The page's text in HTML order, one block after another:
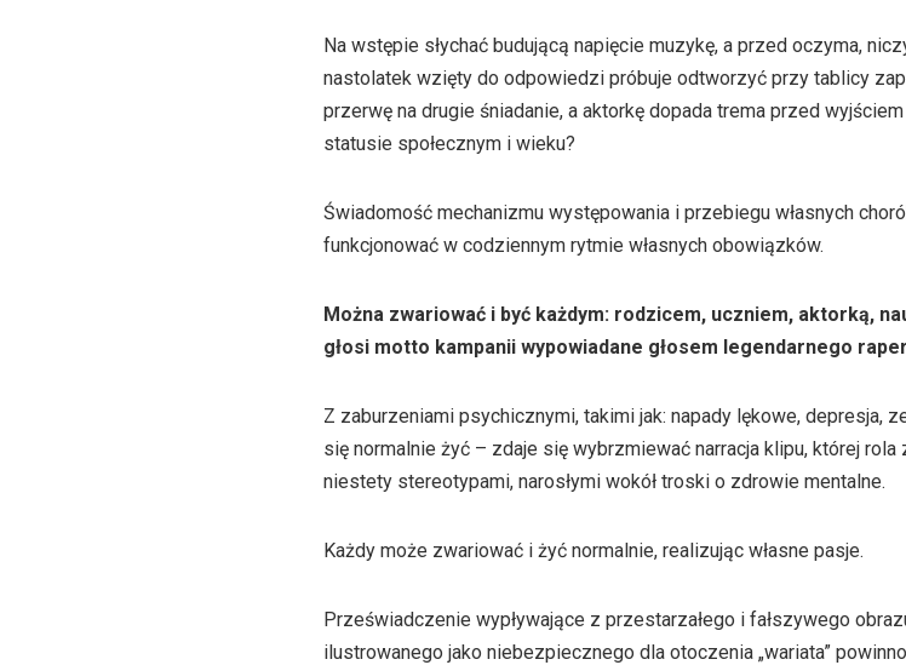
Na wstępie słychać budującą napięcie muzykę, a przed oczyma,
nastolatek wzięty do odpowiedzi próbuje odtworzyć przy tablicy
przerwę na drugie śniadanie, a aktorkę dopada trema przed
statusie społecznym i wieku?
Świadomość mechanizmu występowania i przebiegu własnych
funkcjonować w codziennym rytmie własnych obowiązków.
Można zwariować i być każdym: rodzicem, uczniem, aktorką,
głosi motto kampanii wypowiadane głosem legendarnego
Z zaburzeniami psychicznymi, takimi jak: napady lękowe, depresja,
się normalnie żyć – zdaje się wybrzmiewać narracja klipu, której
niestety stereotypami, narosłymi wokół troski o zdrowie mentalne.
Każdy może zwariować i żyć normalnie, realizując własne pasje.
Przeświadczenie wypływające z przestarzałego i fałszywego
ilustrowanego jako niebezpiecznego dla otoczenia „wariata”